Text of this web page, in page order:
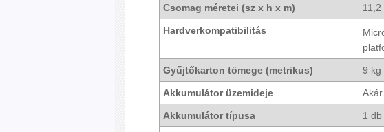
Csomag méretei (sz x h x m) 11,2
Hardverkompatibilitás
Gyűjtőkarton tömege (metrikus) 9 kg
Akkumulátor üzemideje
Akkumulátor típusa 1 db